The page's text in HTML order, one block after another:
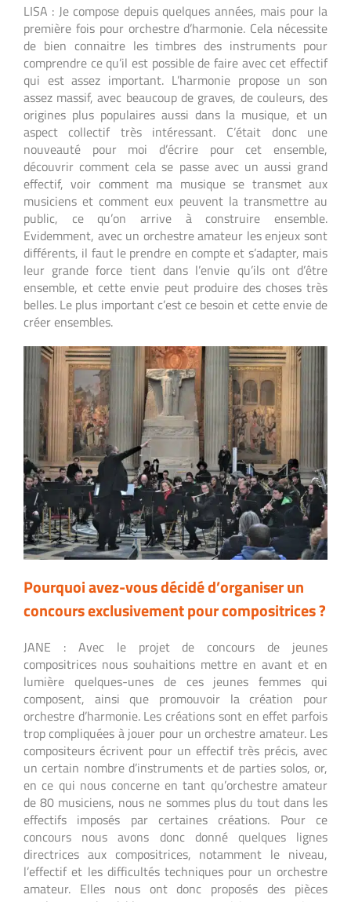
LISA : Je compose depuis quelques années, mais pour la
première fois pour orchestre d’harmonie. Cela nécessite
de bien connaitre les timbres des instruments pour
comprendre ce qu’il est possible de faire avec cet effectif
qui est assez important. L’harmonie propose un son
assez massif, avec beaucoup de graves, de couleurs, des
origines plus populaires aussi dans la musique, et un
aspect collectif très intéressant. C’était donc une
nouveauté pour moi d’écrire pour cet ensemble,
découvrir comment cela se passe avec un aussi grand
effectif, voir comment ma musique se transmet aux
musiciens et comment eux peuvent la transmettre au
public, ce qu’on arrive à construire ensemble.
Evidemment, avec un orchestre amateur les enjeux sont
différents, il faut le prendre en compte et s’adapter, mais
leur grande force tient dans l’envie qu’ils ont d’être
ensemble, et cette envie peut produire des choses très
belles. Le plus important c’est ce besoin et cette envie de
créer ensembles.
Pourquoi avez-vous décidé d’organiser un
concours exclusivement pour compositrices ?
JANE : Avec le projet de concours de jeunes
compositrices nous souhaitions mettre en avant et en
lumière quelques-unes de ces jeunes femmes qui
composent, ainsi que promouvoir la création pour
orchestre d’harmonie. Les créations sont en effet parfois
trop compliquées à jouer pour un orchestre amateur. Les
compositeurs écrivent pour un effectif très précis, avec
un certain nombre d’instruments et de parties solos, or,
en ce qui nous concerne en tant qu’orchestre amateur
de 80 musiciens, nous ne sommes plus du tout dans les
effectifs imposés par certaines créations. Pour ce
concours nous avons donc donné quelques lignes
directrices aux compositrices, notamment le niveau,
l’effectif et les difficultés techniques pour un orchestre
amateur. Elles nous ont donc proposés des pièces